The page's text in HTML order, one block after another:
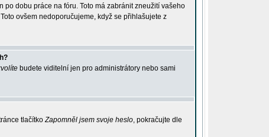
po dobu práce na fóru. Toto má zabránit zneužití vašeho
ovšem nedoporučujeme, když se přihlašujete z
budete viditelní jen pro administrátory nebo sami
tlačítkoZapomněl jsem svoje heslo, pokračujte dle